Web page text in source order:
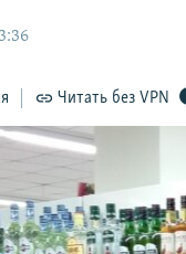
Читать без VPN